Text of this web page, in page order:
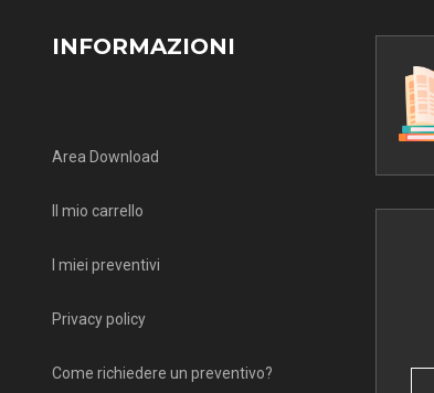
INFORMAZIONI
Area Download
Il mio carrello
I miei preventivi
Privacy policy
Come richiedere un preventivo?